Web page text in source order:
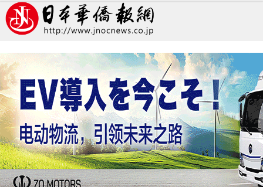
2025年全国两会新闻中心启用
曾玥 特辑 学习天地
中国新闻网 2025/2/28 10:31:39